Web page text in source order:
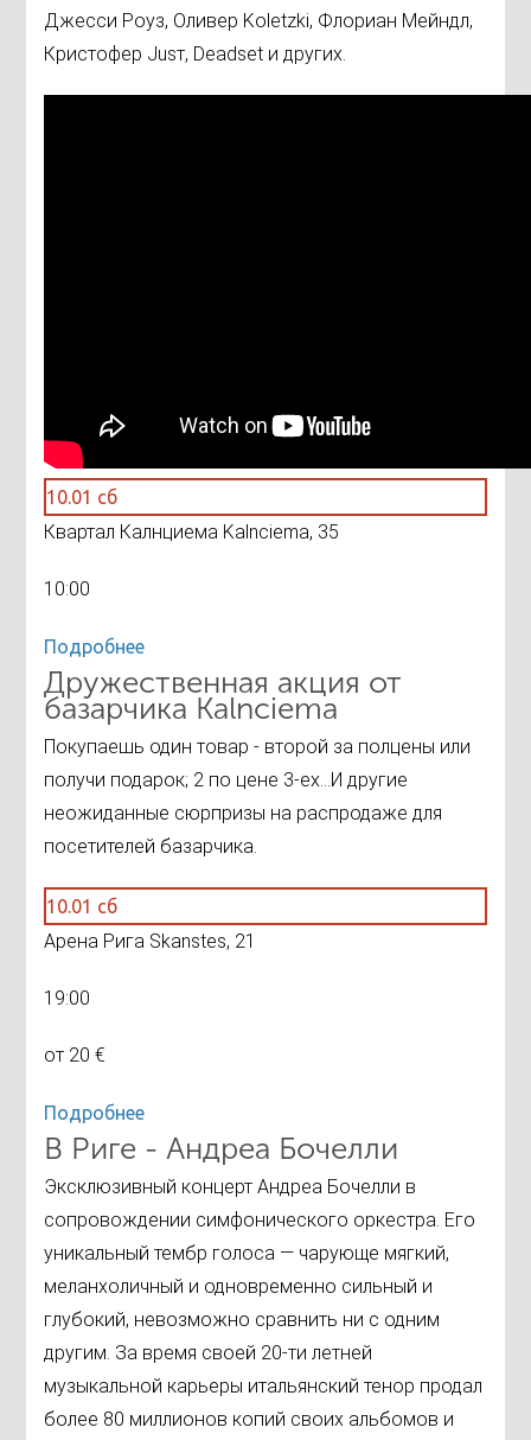
Джесси Роуз, Оливер Koletzki, Флориан Мейндл,
Кристофер Jusт, Deadset и других.
10.01 сб
Квартал Калнциема Kalnciema, 35
10:00
Подробнее
Дружественная акция от
базарчика Kalnciema
Покупаешь один товар - второй за полцены или
получи подарок; 2 по цене 3-ех...И другие
неожиданные сюрпризы на распродаже для
посетителей базарчика.
10.01 сб
Арена Рига Skanstes, 21
19:00
от 20 €
Подробнее
В Риге - Андреа Бочелли
Эксклюзивный концерт Андреа Бочелли в
сопровождении симфонического оркестра. Его
уникальный тембр голоса — чарующе мягкий,
меланхоличный и одновременно сильный и
глубокий, невозможно сравнить ни с одним
другим. За время своей 20-ти летней
музыкальной карьеры итальянский тенор продал
более 80 миллионов копий своих альбомов и